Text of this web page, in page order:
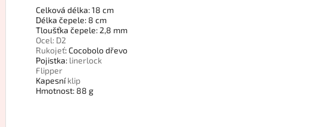
Celková délka: 18 cm
Délka čepele: 8 cm
Tloušťka čepele: 2,8 mm
Ocel: D2
Rukojeť: Cocobolo dřevo
Pojistka: linerlock
Flipper
Kapesníklip
Hmotnost: 88 g